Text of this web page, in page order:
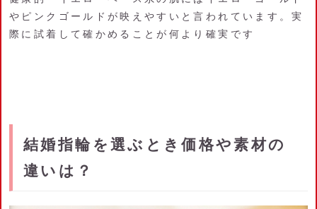
やピンクゴールドが映えやすいと言われています。実
際に試着して確かめることが何より確実です
結婚指輪を選ぶとき価格や素材の
違いは？